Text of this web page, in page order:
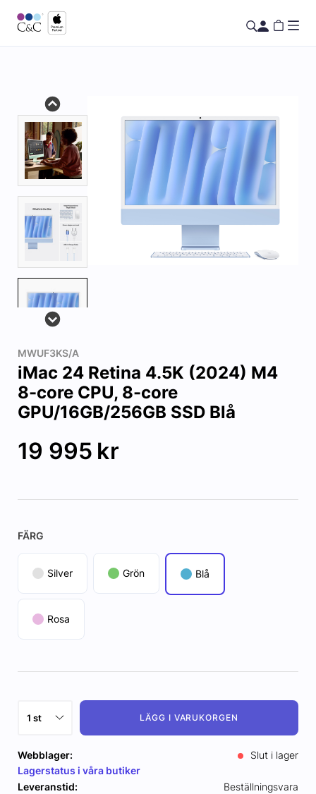
MWUF3KS/A
iMac 24 Retina 4.5K (2024) M4
8-core CPU, 8-core
GPU/16GB/256GB SSD Blå
19 995 kr
FÄRG
Silver Grön Blå
Rosa
LÄGG I VARUKORGEN
Webblager:
Slut i lager
Lagerstatus i våra butiker
Leveranstid:
Beställningsvara